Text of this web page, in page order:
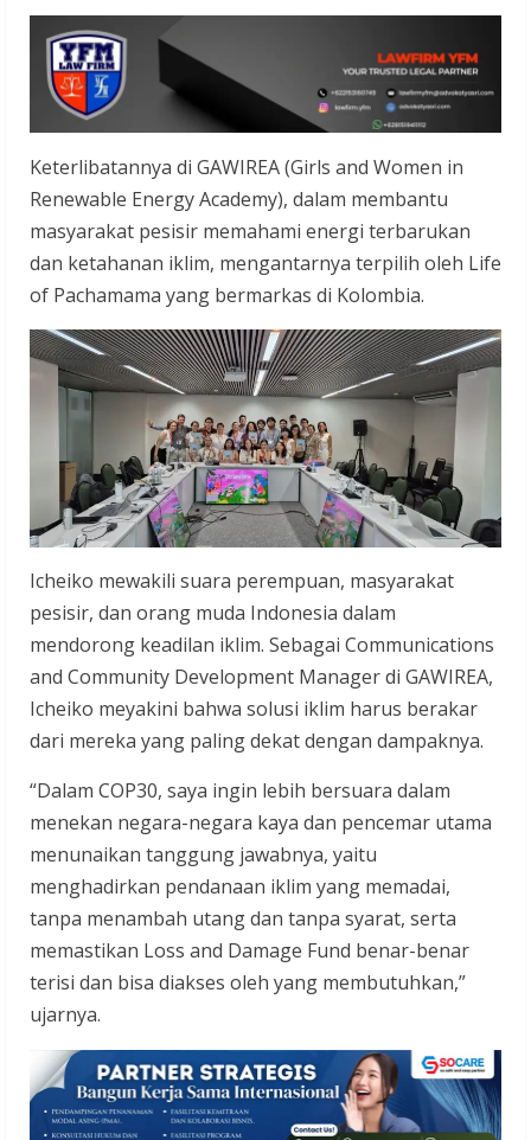
Keterlibatannya di GAWIREA (Girls and Women in
Renewable Energy Academy), dalam membantu
masyarakat pesisir memahami energi terbarukan
dan ketahanan iklim, mengantarnya terpilih oleh Life
of Pachamama yang bermarkas di Kolombia.
Icheiko mewakili suara perempuan, masyarakat
pesisir, dan orang muda Indonesia dalam
mendorong keadilan iklim. Sebagai Communications
and Community Development Manager di GAWIREA,
Icheiko meyakini bahwa solusi iklim harus berakar
dari mereka yang paling dekat dengan dampaknya.
“Dalam COP30, saya ingin lebih bersuara dalam
menekan negara-negara kaya dan pencemar utama
menunaikan tanggung jawabnya, yaitu
menghadirkan pendanaan iklim yang memadai,
tanpa menambah utang dan tanpa syarat, serta
memastikan Loss and Damage Fund benar-benar
terisi dan bisa diakses oleh yang membutuhkan,”
ujarnya.